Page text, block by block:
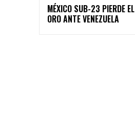
MÉXICO SUB-23 PIERDE EL
ORO ANTE VENEZUELA